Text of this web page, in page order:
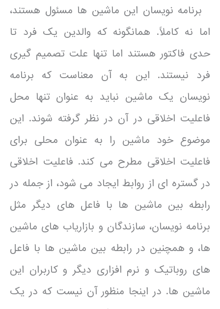
برنامه نویسان این ماشین ها مسئول هستند،
اما نه کاملاً. همانگونه که والدین یک فرد تا
حدی فاکتور هستند اما تنها علت تصمیم گیری
فرد نیستند. این به آن معناست که برنامه
نویسان یک ماشین نباید به عنوان تنها محل
فاعلیت اخلاقی در آن در نظر گرفته شوند. این
موضوع خود ماشین را به عنوان محلی برای
فاعلیت اخلاقی مطرح می کند. فاعلیت اخلاقی
در گستره ای از روابط ایجاد می شود، از جمله در
رابطه بین ماشین ها با فاعل های دیگر مثل
برنامه نویسان، سازندگان و بازاریاب های ماشین
ها، و همچنین در رابطه بین ماشین ها با فاعل
های روباتیک و نرم افزاری دیگر و کاربران این
ماشین ها. در اینجا منظور آن نیست که در یک